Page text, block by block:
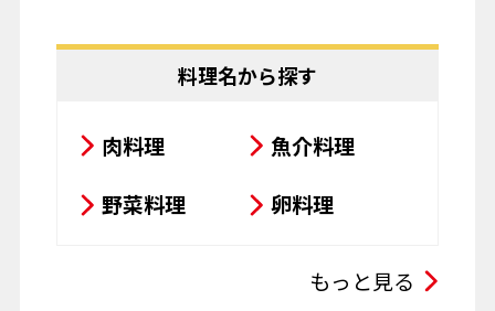
料理名から探す
肉料理
魚介料理
野菜料理
卵料理
もっと見る